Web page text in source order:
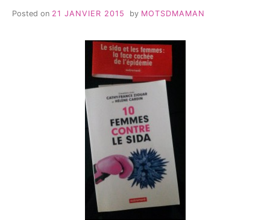
Posted on 21 JANVIER 2015 by MOTSDMAMAN